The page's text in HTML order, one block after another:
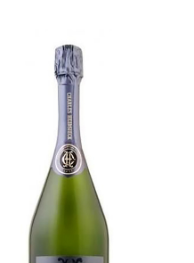
LA CAVE
LA CAVE
APERÇU DE NOTRE
LA TOURNÉE DU
LA TABLE
LA CARTE DU
JOUR